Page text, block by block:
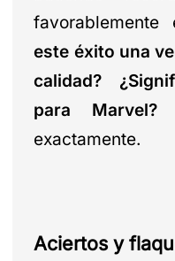
este éxito una
calidad?
para Marvel?
exactamente.
Aciertos y